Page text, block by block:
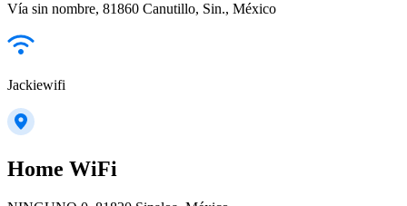
Vía sin nombre, 81860 Canutillo, Sin., México
Jackiewifi
Home WiFi